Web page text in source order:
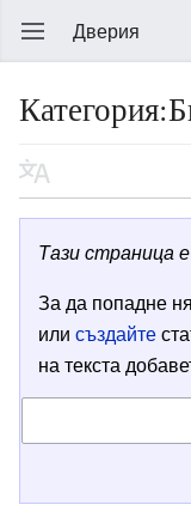
Дверия
Тази страница
За да попадне
илисъздайте
на текста